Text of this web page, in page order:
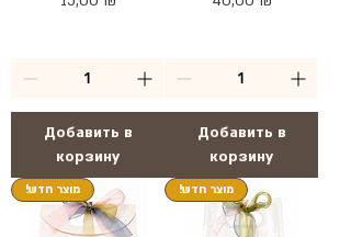
Добавить в
корзину
Добавить в
корзину
!מוצר חדש !מוצר חדש